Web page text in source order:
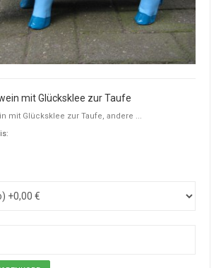
mit Glücksklee zur Taufe
mit Glücksklee zur Taufe, andere ...